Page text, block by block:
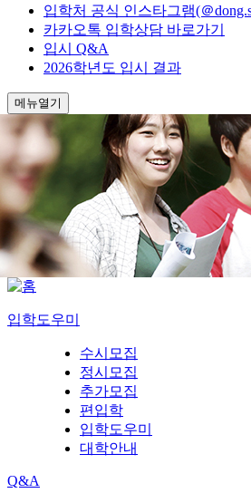
입학처 공식 인스타그램(＠
카카오톡 입학상담 바로가기
입시 Q&A
2026학년도 입시 결과
메뉴열기
입학도우미
수시모집
정시모집
추가모집
편입학
입학도우미
대학안내
Q&A